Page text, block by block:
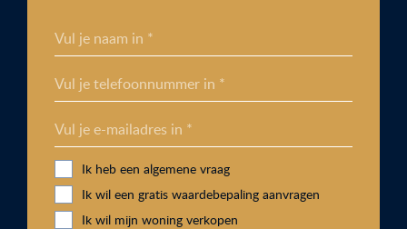
Vul je naam in *
Vul je telefoonnummer in *
Vul je e-mailadres in *
Ik heb een algemene vraag
Ik wil een gratis waardebepaling aanvragen
Ik wil mijn woning verkopen